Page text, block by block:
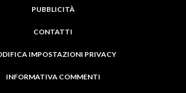
PUBBLICITÀ
CONTATTI
IMPOSTAZIONI PRIVACY
INFORMATIVA COMMENTI